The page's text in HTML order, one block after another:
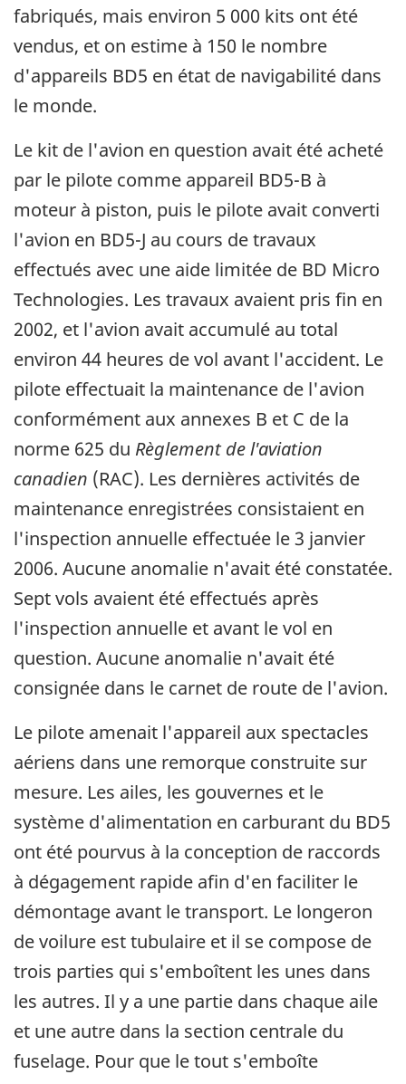
fabriqués, mais environ 5 000 kits ont été
vendus, et on estime à 150 le nombre
d'appareils BD5 en état de navigabilité dans
le monde.
Le kit de l'avion en question avait été acheté
par le pilote comme appareil BD5-B à
moteur à piston, puis le pilote avait converti
l'avion en BD5-J au cours de travaux
effectués avec une aide limitée de BD Micro
Technologies. Les travaux avaient pris fin en
2002, et l'avion avait accumulé au total
environ 44 heures de vol avant l'accident. Le
pilote effectuait la maintenance de l'avion
conformément aux annexes B et C de la
norme 625 du Règlement de l'aviation
canadien (RAC). Les dernières activités de
maintenance enregistrées consistaient en
l'inspection annuelle effectuée le 3 janvier
2006. Aucune anomalie n'avait été constatée.
Sept vols avaient été effectués après
l'inspection annuelle et avant le vol en
question. Aucune anomalie n'avait été
consignée dans le carnet de route de l'avion.
Le pilote amenait l'appareil aux spectacles
aériens dans une remorque construite sur
mesure. Les ailes, les gouvernes et le
système d'alimentation en carburant du BD5
ont été pourvus à la conception de raccords
à dégagement rapide afin d'en faciliter le
démontage avant le transport. Le longeron
de voilure est tubulaire et il se compose de
trois parties qui s'emboîtent les unes dans
les autres. Il y a une partie dans chaque aile
et une autre dans la section centrale du
fuselage. Pour que le tout s'emboîte